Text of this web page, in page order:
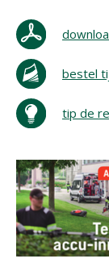
bestel
tip de